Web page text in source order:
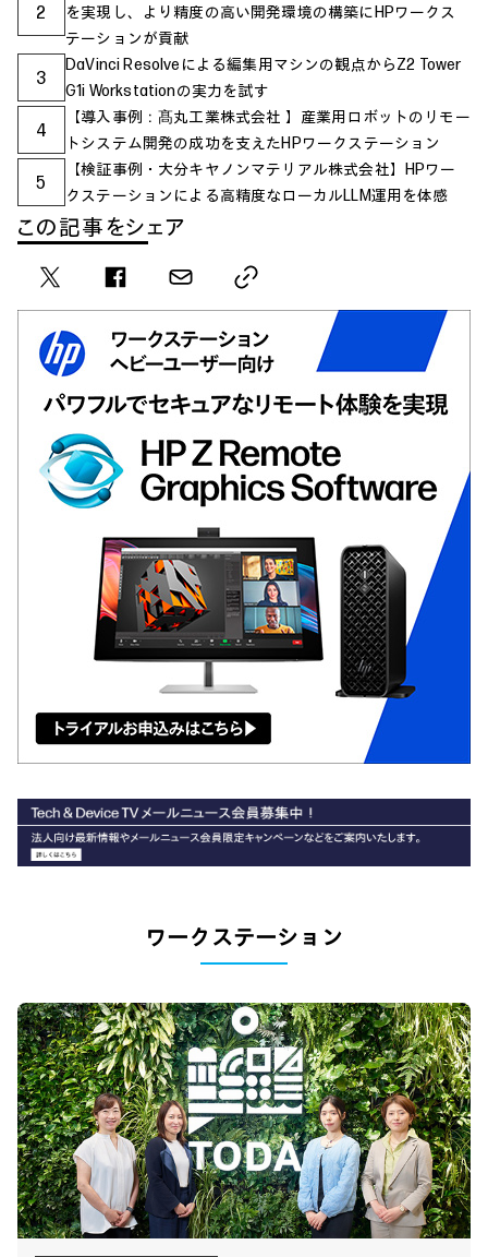
2
を実現し、より精度の高い開発環境の構築にHPワークス
テーションが貢献
3
DaVinci Resolveによる編集用マシンの観点からZ2 Tower
G1i Workstationの実力を試す
4
【導入事例：髙丸工業株式会社 】産業用ロボットのリモー
トシステム開発の成功を支えたHPワークステーション
5
【検証事例・大分キヤノンマテリアル株式会社】HPワー
クステーションによる高精度なローカルLLM運用を体感
この記事をシェア
ワークステーション